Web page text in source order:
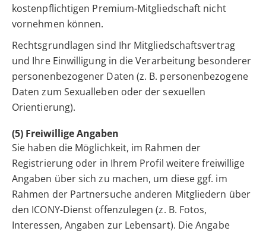
kostenpflichtigen Premium-Mitgliedschaft nicht
vornehmen können.
Rechtsgrundlagen sind Ihr Mitgliedschaftsvertrag
und Ihre Einwilligung in die Verarbeitung besonderer
personenbezogener Daten (z. B. personenbezogene
Daten zum Sexualleben oder der sexuellen
Orientierung).
(5) Freiwillige Angaben
Sie haben die Möglichkeit, im Rahmen der
Registrierung oder in Ihrem Profil weitere freiwillige
Angaben über sich zu machen, um diese ggf. im
Rahmen der Partnersuche anderen Mitgliedern über
den ICONY-Dienst offenzulegen (z. B. Fotos,
Interessen, Angaben zur Lebensart). Die Angabe